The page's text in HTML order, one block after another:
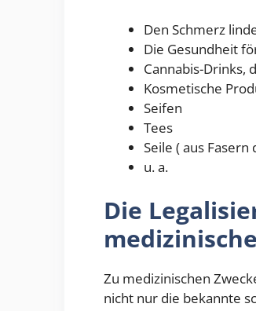
Den Schmerz
Die Gesundheit
Cannabis-Drinks,
Kosmetische
Seifen
Tees
Seile ( aus
u. a.
Die
Zu medizinischen
nicht nur die bekannte